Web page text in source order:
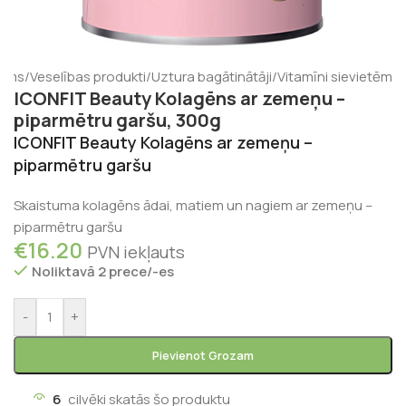
/Veselības produkti/Uztura bagātinātāji/Vitamīni sievietēm
ICONFIT Beauty Kolagēns ar zemeņu –
piparmētru garšu, 300g
ICONFIT Beauty Kolagēns ar zemeņu –
piparmētru garšu
Skaistuma kolagēns ādai, matiem un nagiem ar zemeņu –
piparmētru garšu
€16.20 PVN iekļauts
Noliktavā 2 prece/-es
- +
Pievienot Grozam
6 cilvēki skatās šo produktu